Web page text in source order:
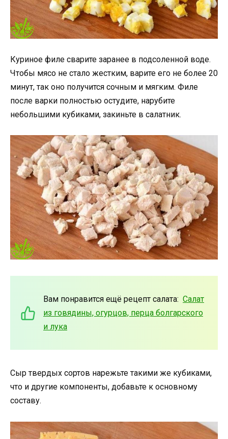
Куриное филе сварите заранее в подсоленной воде.
Чтобы мясо не стало жестким, варите его не более 20
минут, так оно получится сочным и мягким. Филе
после варки полностью остудите, нарубите
небольшими кубиками, закиньте в салатник.
Вам понравится ещё рецепт салата: Салат
из говядины, огурцов, перца болгарского
и лука
Сыр твердых сортов нарежьте такими же кубиками,
что и другие компоненты, добавьте к основному
составу.